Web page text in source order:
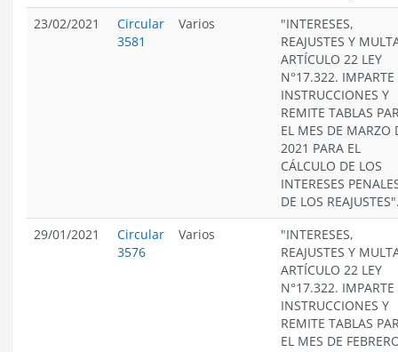
23/02/2021
Circular
3581
Varios
"INTERESES,
REAJUSTES Y
ARTÍCULO 22 LEY
N°17.322. IMPARTE
INSTRUCCIONES Y
REMITE TABLAS
EL MES DE MARZO
2021 PARA EL
CÁLCULO DE LOS
INTERESES
DE LOS
29/01/2021
Circular
3576
Varios
"INTERESES,
REAJUSTES Y
ARTÍCULO 22 LEY
N°17.322. IMPARTE
INSTRUCCIONES Y
REMITE TABLAS
EL MES DE